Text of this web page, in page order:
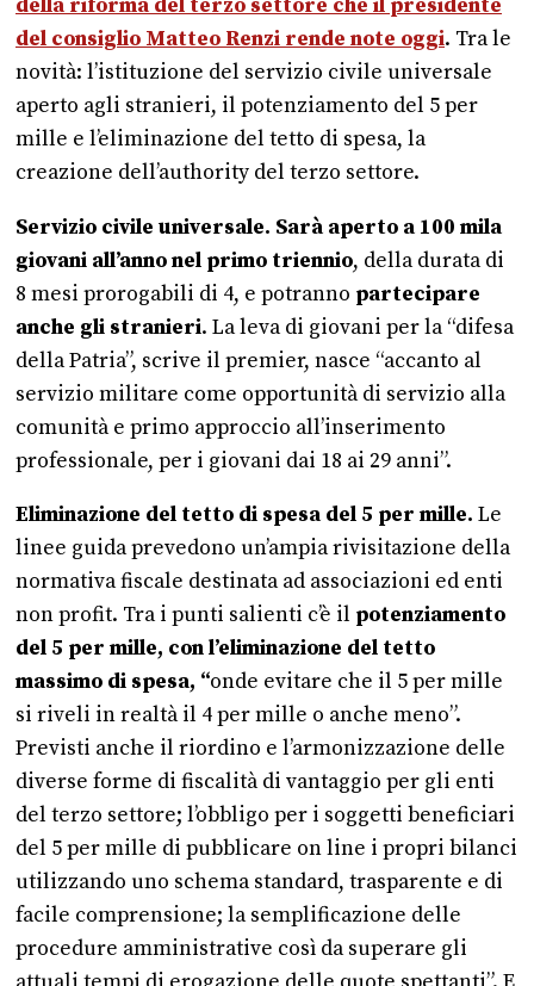
della riforma del terzo settore che il presidente
del consiglio Matteo Renzi rende note oggi. Tra le
novità: l’istituzione del servizio civile universale
aperto agli stranieri, il potenziamento del 5 per
mille e l’eliminazione del tetto di spesa, la
creazione dell’authority del terzo settore.
Servizio civile universale. Sarà aperto a 100 mila
giovani all’anno nel primo triennio, della durata di
8 mesi prorogabili di 4, e potranno partecipare
anche gli stranieri. La leva di giovani per la “difesa
della Patria”, scrive il premier, nasce “accanto al
servizio militare come opportunità di servizio alla
comunità e primo approccio all’inserimento
professionale, per i giovani dai 18 ai 29 anni”.
Eliminazione del tetto di spesa del 5 per mille. Le
linee guida prevedono un’ampia rivisitazione della
normativa fiscale destinata ad associazioni ed enti
non profit. Tra i punti salienti c’è il potenziamento
del 5 per mille, con l’eliminazione del tetto
massimo di spesa, “onde evitare che il 5 per mille
si riveli in realtà il 4 per mille o anche meno”.
Previsti anche il riordino e l’armonizzazione delle
diverse forme di fiscalità di vantaggio per gli enti
del terzo settore; l’obbligo per i soggetti beneficiari
del 5 per mille di pubblicare on line i propri bilanci
utilizzando uno schema standard, trasparente e di
facile comprensione; la semplificazione delle
procedure amministrative così da superare gli